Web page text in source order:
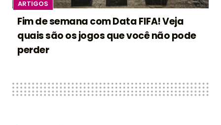
ARTIGOS
Fim de semana com Data FIFA! Veja
quais são os jogos que você não pode
perder